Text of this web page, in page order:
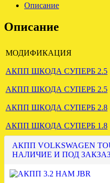
Описание
Описание
МОДИФИКАЦИЯ
АКПП ШКОДА СУПЕРБ 2.5
АКПП ШКОДА СУПЕРБ 2.5
АКПП ШКОДА СУПЕРБ 2.8
АКПП ШКОДА СУПЕРБ 1.8
АКПП VOLKSWAGEN
НАЛИЧИЕ И ПОД